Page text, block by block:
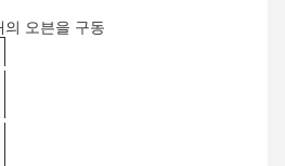
오븐을 구동